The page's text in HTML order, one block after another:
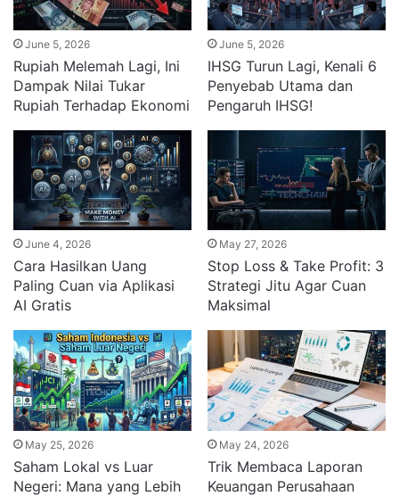
June 5, 2026
Rupiah Melemah Lagi, Ini
Dampak Nilai Tukar
Rupiah Terhadap Ekonomi
June 5, 2026
IHSG Turun Lagi, Kenali 6
Penyebab Utama dan
Pengaruh IHSG!
June 4, 2026
Cara Hasilkan Uang
Paling Cuan via Aplikasi
AI Gratis
May 27, 2026
Stop Loss & Take Profit: 3
Strategi Jitu Agar Cuan
Maksimal
May 25, 2026
Saham Lokal vs Luar
Negeri: Mana yang Lebih
May 24, 2026
Trik Membaca Laporan
Keuangan Perusahaan